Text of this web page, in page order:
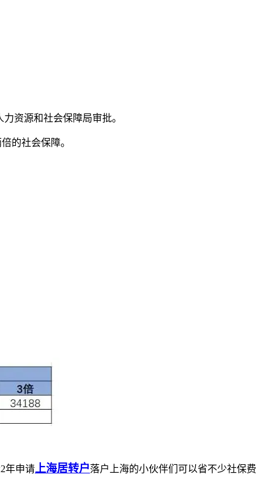
力资源和社会保障局审批。
的社会保障。
年申请上海居转户落户上海的小伙伴们可以省不少社保费